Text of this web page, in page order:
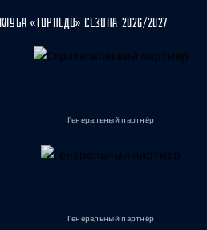
«ТОРПЕДО» СЕЗОНА 2026/2027
Генеральный партнёр
Генеральный партнёр